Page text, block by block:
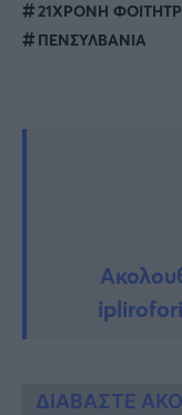
21ΧΡΟΝΗ
ΠΕΝΣΥΛΒΑΝΙΑ
ΔΙΑΒΑΣΤΕ